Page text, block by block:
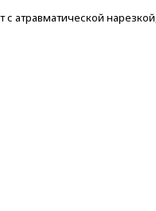
с атравматической